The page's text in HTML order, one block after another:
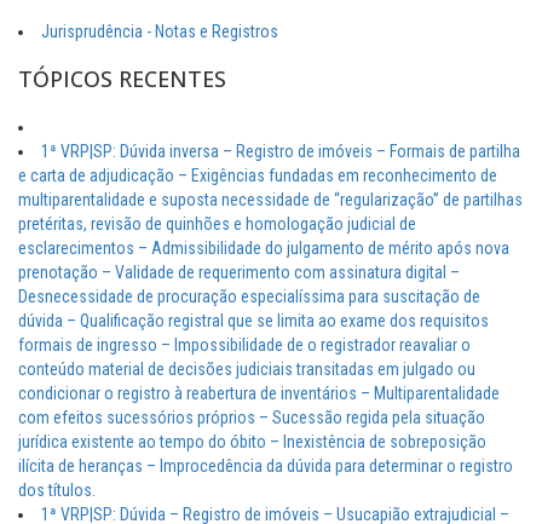
Jurisprudência - Notas e Registros
TÓPICOS RECENTES
1ª VRP|SP: Dúvida inversa – Registro de imóveis – Formais de partilha
e carta de adjudicação – Exigências fundadas em reconhecimento de
multiparentalidade e suposta necessidade de “regularização” de partilhas
pretéritas, revisão de quinhões e homologação judicial de
esclarecimentos – Admissibilidade do julgamento de mérito após nova
prenotação – Validade de requerimento com assinatura digital –
Desnecessidade de procuração especialíssima para suscitação de
dúvida – Qualificação registral que se limita ao exame dos requisitos
formais de ingresso – Impossibilidade de o registrador reavaliar o
conteúdo material de decisões judiciais transitadas em julgado ou
condicionar o registro à reabertura de inventários – Multiparentalidade
com efeitos sucessórios próprios – Sucessão regida pela situação
jurídica existente ao tempo do óbito – Inexistência de sobreposição
ilícita de heranças – Improcedência da dúvida para determinar o registro
dos títulos.
1ª VRP|SP: Dúvida – Registro de imóveis – Usucapião extrajudicial –